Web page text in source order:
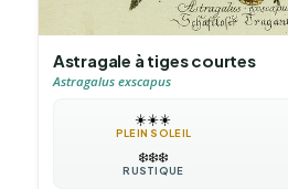
Astragale à tiges courtes
Astragalus exscapus
☀️☀️☀️
PLEIN SOLEIL
❄️❄️❄️
RUSTIQUE